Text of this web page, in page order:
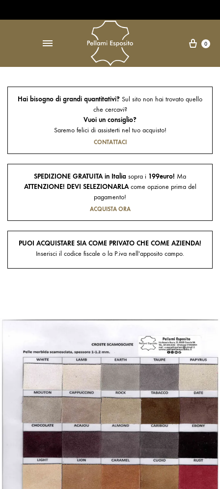
↵
0
Hai bisogno di grandi quantitativi? Sul sito non hai trovato quello
che cercavi?
Vuoi un consiglio?
Saremo felici di assisterti nel tuo acquisto!
CONTATTACI
SPEDIZIONE GRATUITA in Italia sopra i 199euro! Ma
ATTENZIONE! DEVI SELEZIONARLAcome opzione prima del
pagamento!
ACQUISTA ORA
PUOI ACQUISTARE SIA COME PRIVATO CHE COME AZIENDA!
Inserisci il codice fiscale o la P.iva nell'apposito campo.